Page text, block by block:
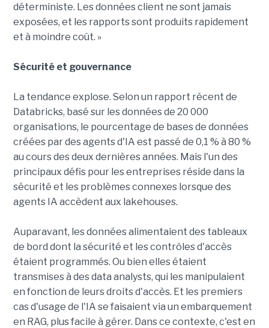
déterministe. Les données client ne sont jamais
exposées, et les rapports sont produits rapidement
et à moindre coût. »
Sécurité et gouvernance
La tendance explose. Selon un rapport récent de
Databricks, basé sur les données de 20 000
organisations, le pourcentage de bases de données
créées par des agents d'IA est passé de 0,1 % à 80 %
au cours des deux dernières années. Mais l'un des
principaux défis pour les entreprises réside dans la
sécurité et les problèmes connexes lorsque des
agents IA accèdent aux lakehouses.
Auparavant, les données alimentaient des tableaux
de bord dont la sécurité et les contrôles d'accès
étaient programmés. Ou bien elles étaient
transmises à des data analysts, qui les manipulaient
en fonction de leurs droits d'accès. Et les premiers
cas d'usage de l'IA se faisaient via un embarquement
en RAG, plus facile à gérer. Dans ce contexte, c'est en